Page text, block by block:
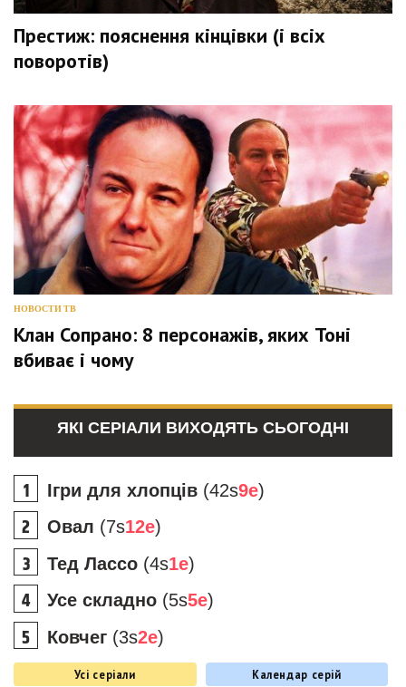
Престиж: пояснення кінцівки (і всіх
поворотів)
НОВОСТИ ТВ
Клан Сопрано: 8 персонажів, яких Тоні
вбиває і чому
ЯКІ СЕРІАЛИ ВИХОДЯТЬ СЬОГОДНІ
Ігри для хлопців (42s9e)
Овал (7s12e)
Тед Лассо (4s1e)
Усе складно (5s5e)
Ковчег (3s2e)
Усі серіали Календар серій